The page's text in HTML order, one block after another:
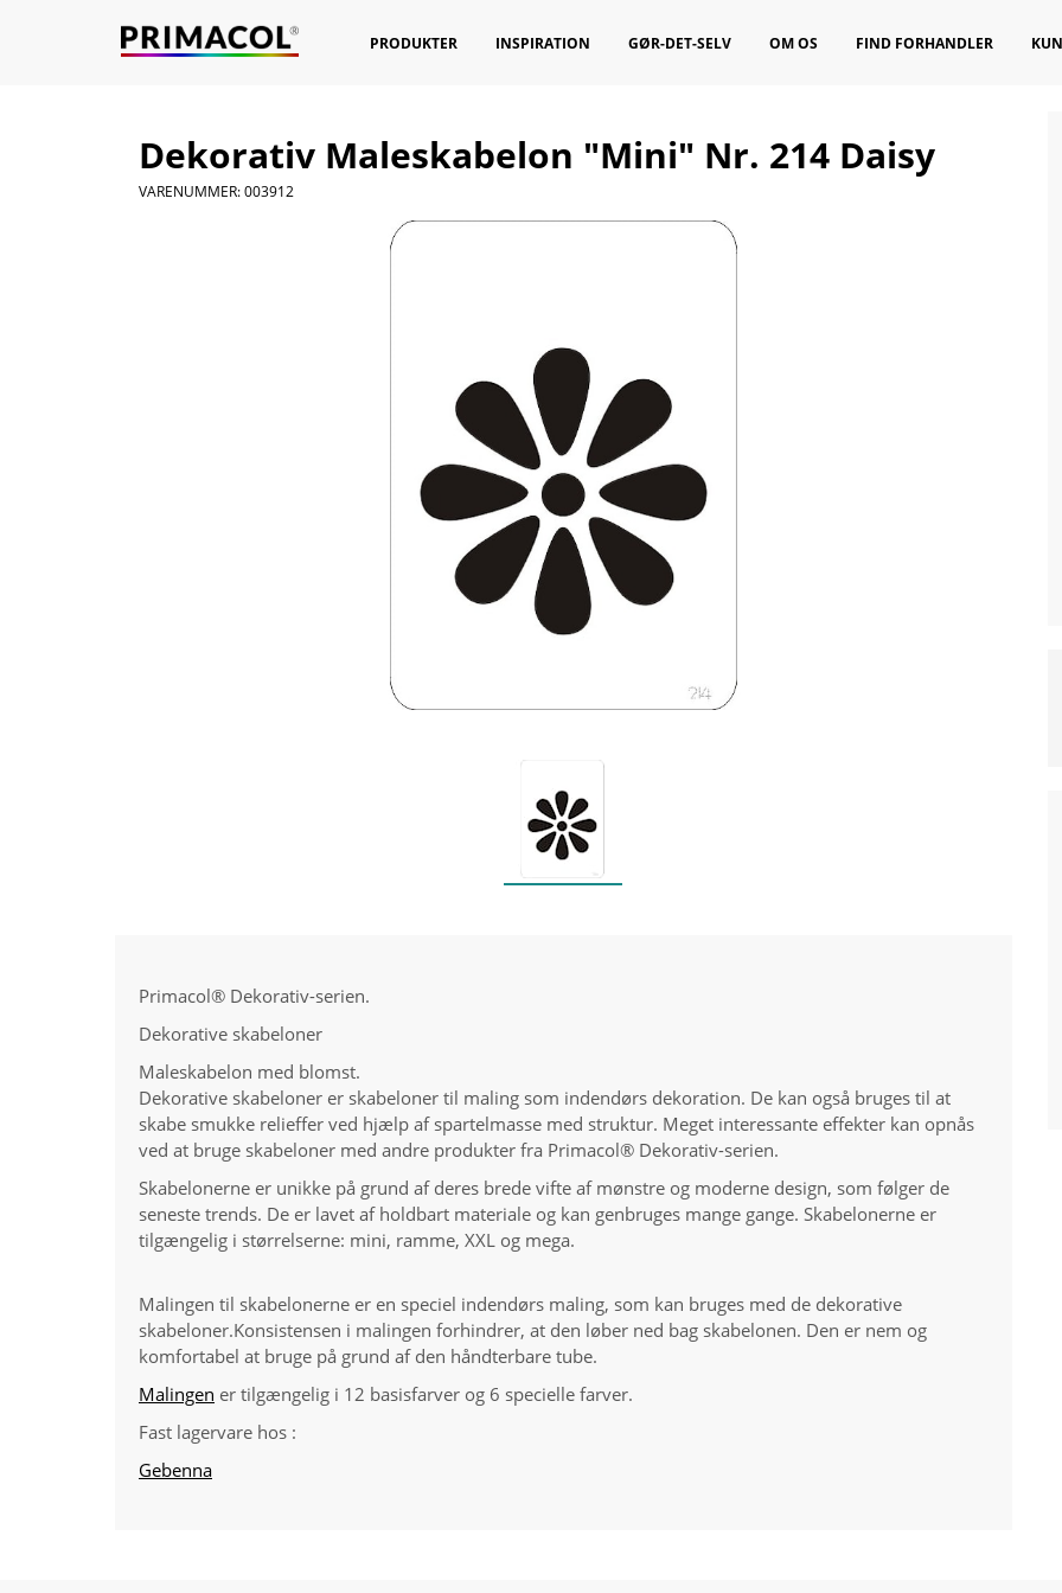
PRODUKTER INSPIRATION GØR-DET-SELV OM OS FIND FORHANDLER
Dekorativ Maleskabelon "Mini" Nr. 214 Daisy
VARENUMMER: 003912
Primacol® Dekorativ-serien.
Dekorative skabeloner
Maleskabelon med blomst.
Dekorative skabeloner er skabeloner til maling som indendørs dekoration. De kan også bruges til at
skabe smukke relieffer ved hjælp af spartelmasse med struktur. Meget interessante effekter kan opnås
ved at bruge skabeloner med andre produkter fra Primacol® Dekorativ-serien.
Skabelonerne er unikke på grund af deres brede vifte af mønstre og moderne design, som følger de
seneste trends. De er lavet af holdbart materiale og kan genbruges mange gange. Skabelonerne er
tilgængelig i størrelserne: mini, ramme, XXL og mega.
Malingen til skabelonerne er en speciel indendørs maling, som kan bruges med de dekorative
skabeloner.Konsistensen i malingen forhindrer, at den løber ned bag skabelonen. Den er nem og
komfortabel at bruge på grund af den håndterbare tube.
Malingen er tilgængelig i 12 basisfarver og 6 specielle farver.
Fast lagervare hos :
Gebenna